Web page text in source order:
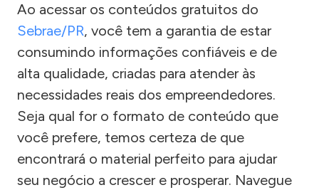
Ao acessar os conteúdos gratuitos do
Sebrae/PR, você tem a garantia de estar
consumindo informações confiáveis e de
alta qualidade, criadas para atender às
necessidades reais dos empreendedores.
Seja qual for o formato de conteúdo que
você prefere, temos certeza de que
encontrará o material perfeito para ajudar
seu negócio a crescer e prosperar. Navegue